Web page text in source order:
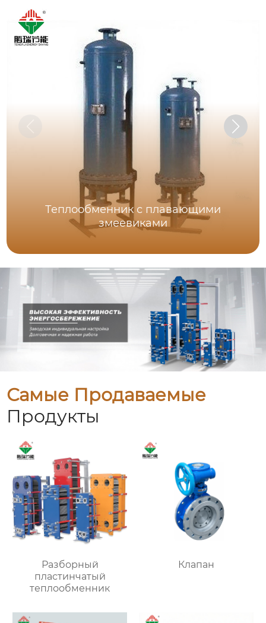
Теплообменник с плавающими
змеевиками
Самые Продаваемые
Продукты
Разборный
пластинчатый
теплообменник
Клапан